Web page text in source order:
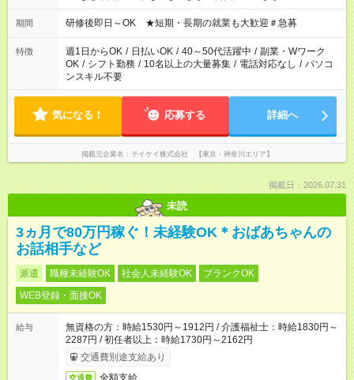
期間 研修後即日～OK ★短期・長期の就業も大歓迎＃急募
特徴 週1日からOK / 日払いOK / 40～50代活躍中 / 副業・Wワーク
OK / シフト勤務 / 10名以上の大量募集 / 電話対応なし / パソコ
ンスキル不要
気になる！ 応募する 詳細へ
掲載元企業名 テイケイ株式会社 【東京・神奈川エリア】
掲載日：2026.07.31
未読
3ヵ月で80万円稼ぐ！未経験OK＊おばあちゃんの
お話相手など
派遣 職種未経験OK 社会人未経験OK
ブランクOK
WEB登録・面接OK
給与
無資格の方：時給1530円～1912円 / 介護福祉士：時給1830円～
2287円 / 初任者以上：時給1730円～2162円
交通費別途支給あり
交通費 全額支給